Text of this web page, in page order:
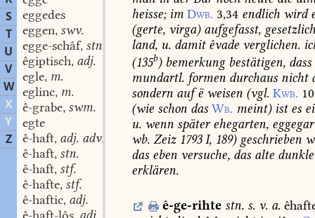
S
T
U
V
W
X
Y
Z
eggedes
eggen, swv.
egge-schâf, stn.
êgiptisch, adj.
egle, m.
eglinc, m.
ê-grabe, swm.
egte
ê-haft, adj. adv.
ê-haft, stn.
ê-haft, stf.
ê-hafte, stf.
ê-haftic, adj.
,
heisse;im Dwb. 3,34 endlich wird
(gerte, virga) aufgefasst,
land, u. damitêvade verglichen.
(135b) bemerkungbestätigen, dass
mundartl. formen durchaus nicht
sondern aufë weisen (vgl. Kwb.
(wie schon das Wb. meint) istes
u. wenn späterehegarten,
wb. Zeiz1793I, 189) geschrieben
das eben versuche, das alte dunkle
erklären.
ê-ge-rihte stn. s.v.a.